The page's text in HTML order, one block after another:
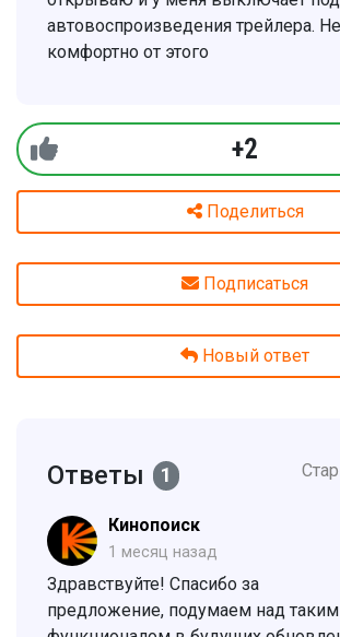
автовоспроизведения трейлера.
комфортно от этого
+2
Поделиться
Подписаться
Новый ответ
Ответы 1
Кинопоиск
1 месяц назад
Здравствуйте! Спасибо за
предложение, подумаем над таким